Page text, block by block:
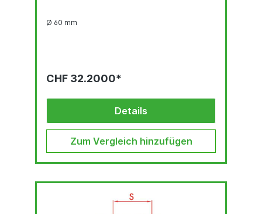
Ø 60 mm
CHF 32.2000*
Details
Zum Vergleich hinzufügen